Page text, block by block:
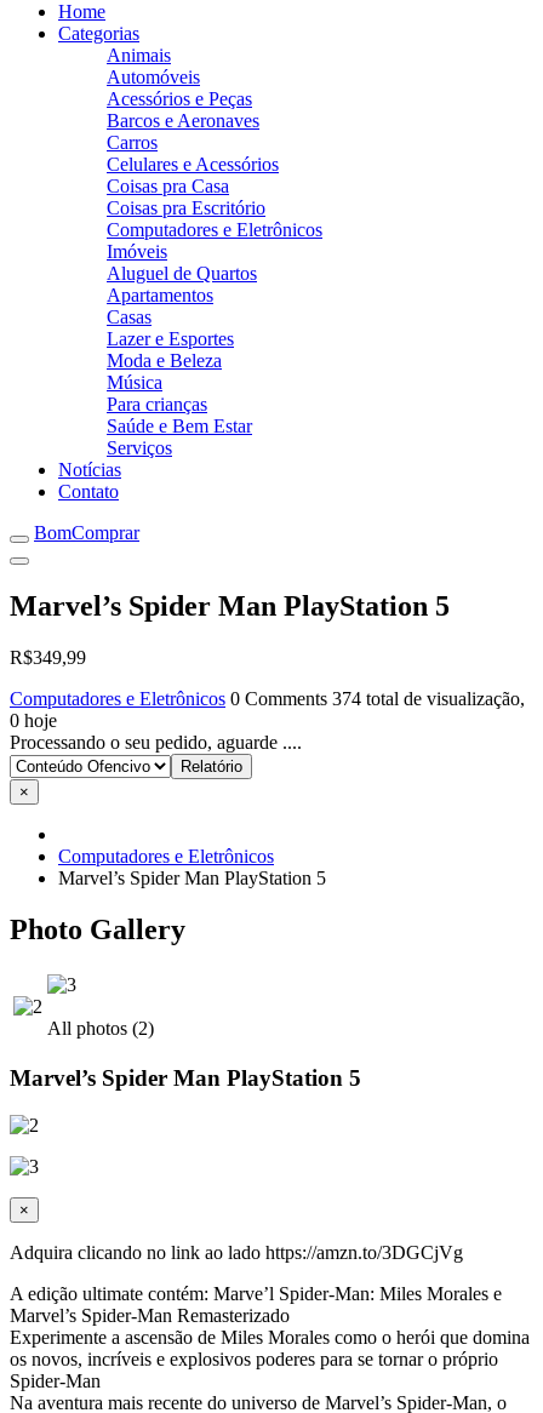
Home
Categorias
Animais
Automóveis
Acessórios e Peças
Barcos e Aeronaves
Carros
Celulares e Acessórios
Coisas pra Casa
Coisas pra Escritório
Computadores e Eletrônicos
Imóveis
Aluguel de Quartos
Apartamentos
Casas
Lazer e Esportes
Moda e Beleza
Música
Para crianças
Saúde e Bem Estar
Serviços
Notícias
Contato
BomComprar
Marvel’s Spider Man PlayStation 5
R$349,99
Computadores e Eletrônicos 0 Comments 374 total de visualização,
0 hoje
Processando o seu pedido, aguarde ....
×
Computadores e Eletrônicos
Marvel’s Spider Man PlayStation 5
Photo Gallery
All photos (2)
Marvel’s Spider Man PlayStation 5
×
Adquira clicando no link ao lado https://amzn.to/3DGCjVg
A edição ultimate contém: Marve’l Spider-Man: Miles Morales e
Marvel’s Spider-Man Remasterizado
Experimente a ascensão de Miles Morales como o herói que domina
os novos, incríveis e explosivos poderes para se tornar o próprio
Spider-Man
Na aventura mais recente do universo de Marvel’s Spider-Man, o